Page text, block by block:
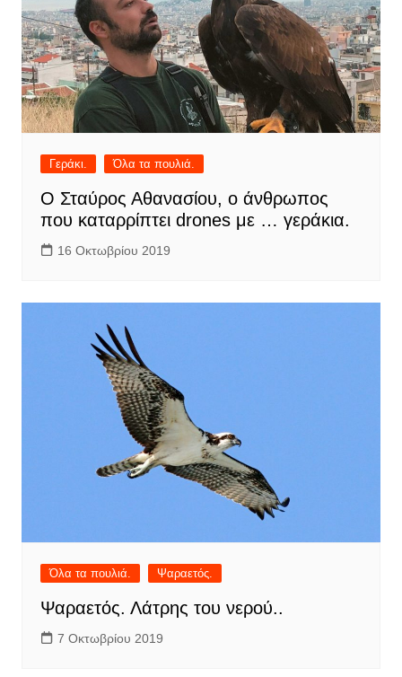
Γεράκι. Όλα τα πουλιά.
Ο Σταύρος Αθανασίου, ο άνθρωπος
που καταρρίπτει drones με … γεράκια.
16 Οκτωβρίου 2019
Όλα τα πουλιά. Ψαραετός.
Ψαραετός. Λάτρης του νερού..
7 Οκτωβρίου 2019